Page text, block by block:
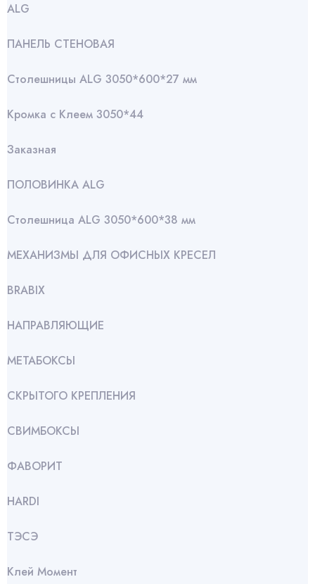
АLG
ПАНЕЛЬ СТЕНОВАЯ
Столешницы ALG 3050*600*27 мм
Кромка с Клеем 3050*44
Заказная
ПОЛОВИНКА ALG
Столешница ALG 3050*600*38 мм
МЕХАНИЗМЫ ДЛЯ ОФИСНЫХ КРЕСЕЛ
BRABIX
НАПРАВЛЯЮЩИЕ
МЕТАБОКСЫ
СКРЫТОГО КРЕПЛЕНИЯ
СВИМБОКСЫ
ФАВОРИТ
HARDI
ТЭСЭ
Клей Момент